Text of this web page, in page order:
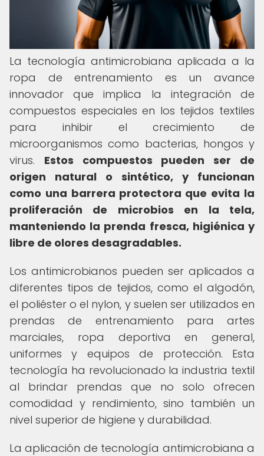
La tecnología antimicrobiana aplicada a la
ropa de entrenamiento es un avance
innovador que implica la integración de
compuestos especiales en los tejidos textiles
para inhibir el crecimiento de
microorganismos como bacterias, hongos y
virus. Estos compuestos pueden ser de
origen natural o sintético, y funcionan
como una barrera protectora que evita la
proliferación de microbios en la tela,
manteniendo la prenda fresca, higiénica y
libre de olores desagradables.
Los antimicrobianos pueden ser aplicados a
diferentes tipos de tejidos, como el algodón,
el poliéster o el nylon, y suelen ser utilizados en
prendas de entrenamiento para artes
marciales, ropa deportiva en general,
uniformes y equipos de protección. Esta
tecnología ha revolucionado la industria textil
al brindar prendas que no solo ofrecen
comodidad y rendimiento, sino también un
nivel superior de higiene y durabilidad.
La aplicación de tecnología antimicrobiana a